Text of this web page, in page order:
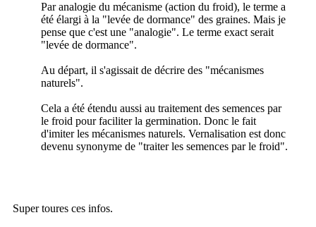
Par analogie du mécanisme (action du froid), le terme a
été élargi à la "levée de dormance" des graines. Mais je
pense que c'est une "analogie". Le terme exact serait
"levée de dormance".
Au départ, il s'agissait de décrire des "mécanismes
naturels".
Cela a été étendu aussi au traitement des semences par
le froid pour faciliter la germination. Donc le fait
d'imiter les mécanismes naturels. Vernalisation est donc
devenu synonyme de "traiter les semences par le froid".
Super toures ces infos.